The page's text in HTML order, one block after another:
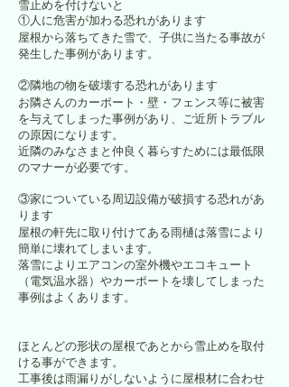
雪止めを付けないと
①人に危害が加わる恐れがあります
屋根から落ちてきた雪で、子供に当たる事故が
発生した事例があります。
②隣地の物を破壊する恐れがあります
お隣さんのカーポート・壁・フェンス等に被害
を与えてしまった事例があり、ご近所トラブル
の原因になります。
近隣のみなさまと仲良く暮らすためには最低限
のマナーが必要です。
③家についている周辺設備が破損する恐れがあ
ります
屋根の軒先に取り付けてある雨樋は落雪により
簡単に壊れてしまいます。
落雪によりエアコンの室外機やエコキュート
（電気温水器）やカーポートを壊してしまった
事例はよくあります。
ほとんどの形状の屋根であとから雪止めを取付
ける事ができます。
工事後は雨漏りがしないように屋根材に合わせ